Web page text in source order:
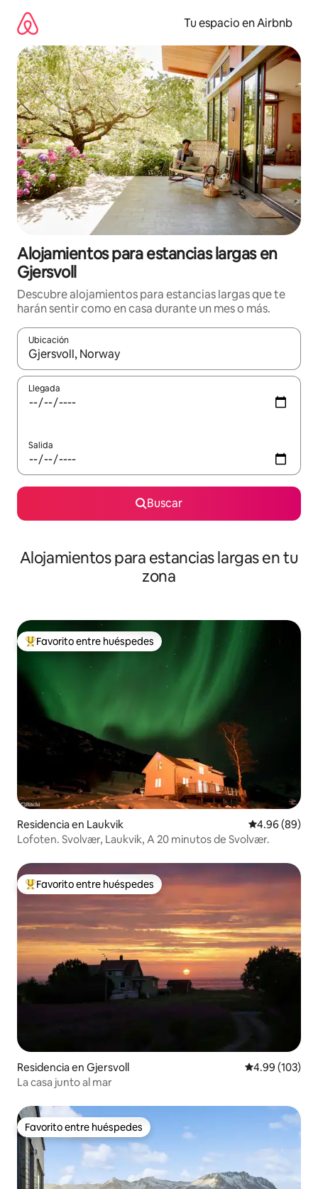
contenido
Tu espacio en Airbnb
Alojamientos para estancias largas en
Gjersvoll
Descubre alojamientos para estancias largas que te
harán sentir como en casa durante un mes o más.
Ubicación
Cuando los resultados estén disponibles, podrás navegar
Llegada
Salida
Buscar
Alojamientos para estancias largas en tu
zona
De los mejores en Favorito entre huéspedes
Favorito entre huéspedes
Residencia en Laukvik Calificación
4.96 (89)
Lofoten. Svolvær, Laukvik, A 20 minutos de Svolvær.
De los mejores en Favorito entre huéspedes
Favorito entre huéspedes
Residencia en Gjersvoll Calificación
4.99 (103)
La casa junto al mar
Favorito entre huéspedes
Favorito entre huéspedes